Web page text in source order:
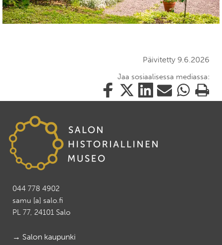
Päivitetty 9.6.2026
Jaa sosiaalisessa mediassa:
Jaa
tämä
Jaa
tämä
Jaa
tämä
Jaa
tämä
Jaa
tämä
Tulosta
tämä
044 778 4902
samu [a] salo.fi
PL 77, 24101 Salo
→ Salon kaupunki